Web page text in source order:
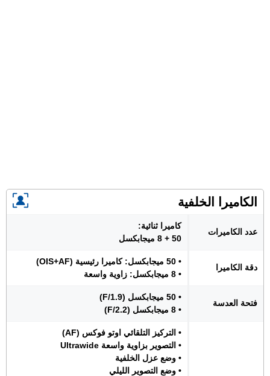
الكاميرا الخلفية
عدد الكاميرات
كاميرا ثنائية:
50 + 8 ميجابكسل
دقة الكاميرا
• 50 ميجابكسل: كاميرا رئيسية (OIS+AF)
• 8 ميجابكسل: زاوية واسعة
فتحة العدسة
• 50 ميجابكسل (F/1.9)
• 8 ميجابكسل (F/2.2)
• التركيز التلقائي اوتو فوكس (AF)
• التصوير بزاوية واسعة Ultrawide
• وضع عزل الخلفية
• وضع التصوير الليلي